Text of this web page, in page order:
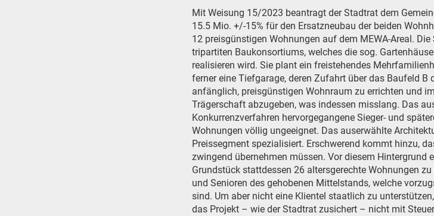
Mit Weisung 15/2023 beantragt der Stadtrat dem
15.5 Mio. +/-15% für den Ersatzneubau der beiden
12 preisgünstigen Wohnungen auf dem MEWA-Areal.
tripartiten Baukonsortiums, welches die sog.
realisieren wird. Sie plant ein freistehendes
ferner eine Tiefgarage, deren Zufahrt über das Baufeld
anfänglich, preisgünstigen Wohnraum zu errichten und
Trägerschaft abzugeben, was indessen misslang. Das
Konkurrenzverfahren hervorgegangene Sieger- und
Wohnungen völlig ungeeignet. Das auserwählte
Preissegment spezialisiert. Erschwerend kommt hinzu,
zwingend übernehmen müssen. Vor diesem Hintergrund
Grundstück stattdessen 26 altersgerechte Wohnungen
und Senioren des gehobenen Mittelstands, welche
sind. Um aber nicht eine Klientel staatlich zu
das Projekt – wie der Stadtrat zusichert – nicht mit